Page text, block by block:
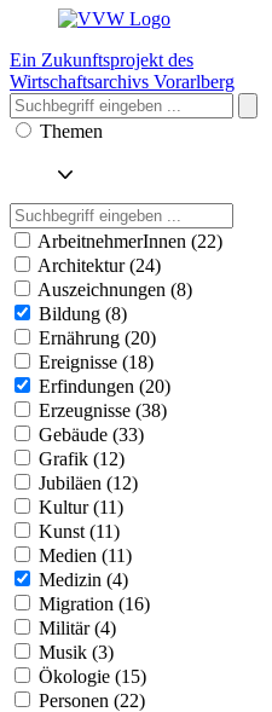
Ein Zukunftsprojekt des
Wirtschaftsarchivs Vorarlberg
Themen
ArbeitnehmerInnen (22)
Architektur (24)
Auszeichnungen (8)
Bildung (8)
Ernährung (20)
Ereignisse (18)
Erfindungen (20)
Erzeugnisse (38)
Gebäude (33)
Grafik (12)
Jubiläen (12)
Kultur (11)
Kunst (11)
Medien (11)
Medizin (4)
Migration (16)
Militär (4)
Musik (3)
Ökologie (15)
Personen (22)